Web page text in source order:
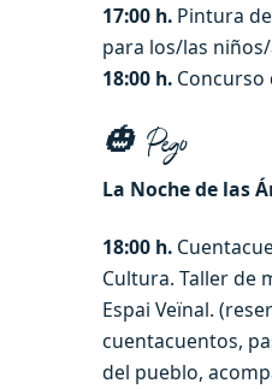
17:00 h. Pintura
para los/las
18:00 h. Concurso
🎃 Pego
La Noche de las
18:00 h.
Cultura. Taller de
Espai Veïnal.
cuentacuentos,
del pueblo,